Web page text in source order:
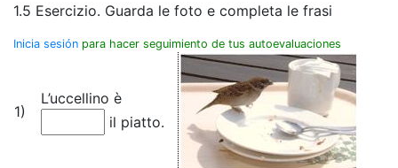
1.5 Esercizio. Guarda le foto e completa le frasi
Inicia sesión para hacer seguimiento de tus autoevaluaciones
1)
L’uccellino è
il piatto.